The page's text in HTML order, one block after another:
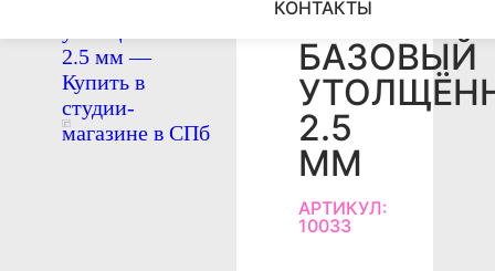
КОНТАКТЫ
КЛИКЕР
БАЗОВЫЙ
2.5
ММ
АРТИКУЛ:
10033